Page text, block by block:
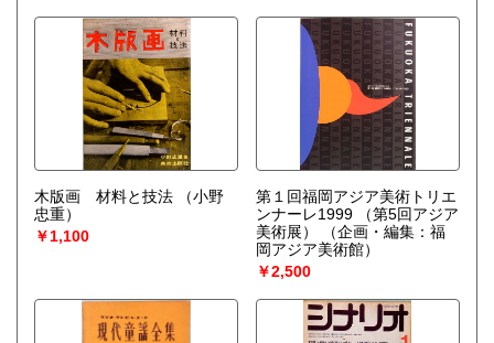
木版画 材料と技法
（小野
忠重）
￥1,100
第１回福岡アジア美術トリエ
ンナーレ1999 （第5回アジア
美術展）
（企画・編集：福
岡アジア美術館）
￥2,500